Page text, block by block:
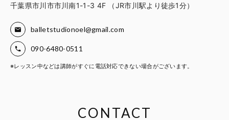
千葉県市川市市川南1-1-3 4F （JR市川駅より徒歩1分）
balletstudionoel@gmail.com
090-6480-0511
※レッスン中などは講師がすぐに電話対応できない場合がございます。
CONTACT